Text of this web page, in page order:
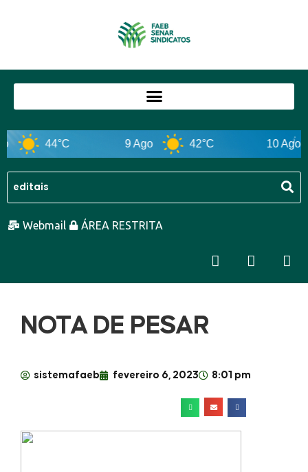
44°C 9 Ago 42°C 10 Ago
Webmail ÁREA RESTRITA
NOTA DE PESAR
sistemafaeb fevereiro 6, 2023 8:01 pm